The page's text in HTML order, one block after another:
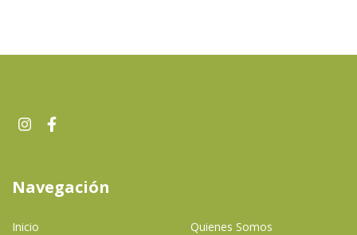
Navegación
Inicio Quienes Somos